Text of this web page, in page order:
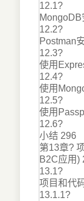
12.1?
12.2?
Postman
12.3?
使用
12.4?
使用
12.5?
使用
12.6?
小结 296
第13章?
B2C应用)
13.1?
项目和代
13.1.1?